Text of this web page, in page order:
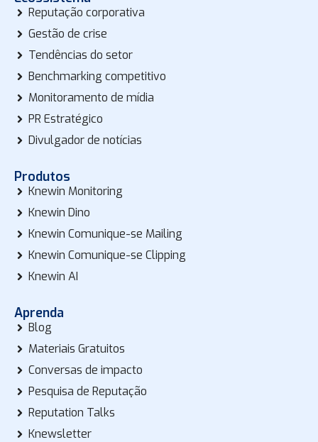
Reputação corporativa
Gestão de crise
Tendências do setor
Benchmarking competitivo
Monitoramento de mídia
PR Estratégico
Divulgador de notícias
Produtos
Knewin Monitoring
Knewin Dino
Knewin Comunique-se Mailing
Knewin Comunique-se Clipping
Knewin AI
Aprenda
Blog
Materiais Gratuitos
Conversas de impacto
Pesquisa de Reputação
Reputation Talks
Knewsletter